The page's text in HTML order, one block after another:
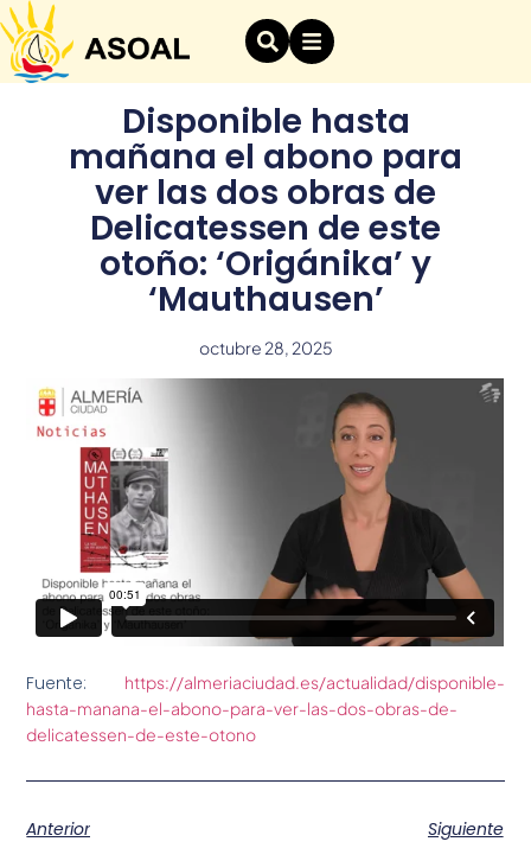
Disponible hasta
mañana el abono para
ver las dos obras de
Delicatessen de este
otoño: ‘Origánika’ y
‘Mauthausen’
octubre 28, 2025
Fuente:
https://almeriaciudad.es/actualidad/disponible-
hasta-manana-el-abono-para-ver-las-dos-obras-de-
delicatessen-de-este-otono
Anterior
Siguiente